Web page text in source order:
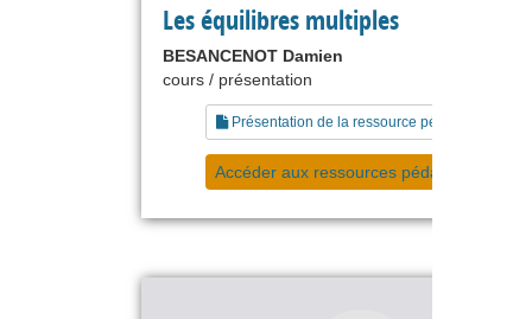
Les équilibres multiples
BESANCENOT Damien
cours / présentation
Présentation de la ressource pédagogique
Accéder aux ressources pédagogiques